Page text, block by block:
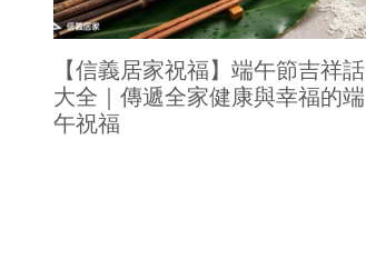
【信義居家祝福】端午節吉祥話
大全｜傳遞全家健康與幸福的端
午祝福